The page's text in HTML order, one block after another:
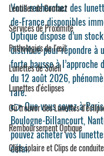
Lentilles de Contact
Services de Proximité
Pathologies de l'œil
Lunettes de Soleil
Lunettes d'éclipses
Où trouver des Lunettes
Remboursement Optique
Clips solaire et Clips de conduite
Vous recherchez des
de-France disponibles
Optique dispose d’un
distribué pour répondre à
forte hausse à l’approche
du 12 août 2026,
rare.
👉 Que vous soyez à
Boulogne-Billancourt,
pouvez acheter vos
délai.